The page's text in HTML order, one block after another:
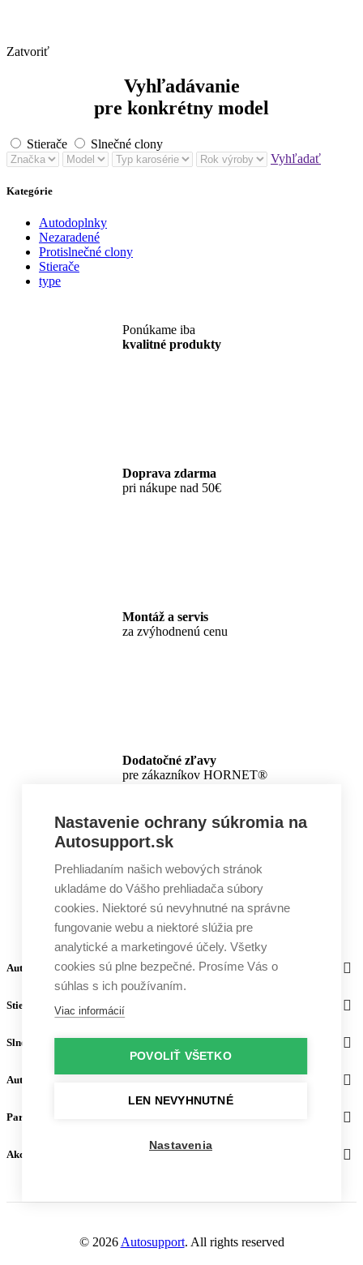
Zatvoriť
Vyhľadávanie
pre konkrétny model
Stierače
Slnečné clony
Vyhľadať
Kategórie
Autodoplnky
Nezaradené
Protislnečné clony
Stierače
type
Ponúkame iba
kvalitné produkty
Doprava zdarma
pri nákupe nad 50€
Montáž a servis
za zvýhodnenú cenu
Dodatočné zľavy
pre zákazníkov HORNET®
Autosupport
Stierače
Slnečné clony
Autodoplnky
Partneri
Akceptujeme platby
© 2026 Autosupport. All rights reserved
Nastavenie ochrany súkromia na
Autosupport.sk
Prehliadaním našich webových stránok
ukladáme do Vášho prehliadača súbory
cookies. Niektoré sú nevyhnutné na správne
fungovanie webu a niektoré slúžia pre
analytické a marketingové účely. Všetky
cookies sú plne bezpečné. Prosíme Vás o
súhlas s ich používaním.
Viac informácií
POVOLIŤ VŠETKO
LEN NEVYHNUTNÉ
Nastavenia